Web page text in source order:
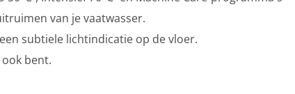
van je vaatwasser.
subtiele lichtindicatie op de vloer.
bent.